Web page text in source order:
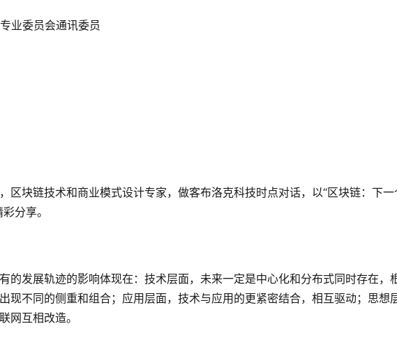
业委员会通讯委员
区块链技术和商业模式设计专家，做客布洛克科技时点对话，以“区块链：下一
分享。
的发展轨迹的影响体现在：技术层面，未来一定是中心化和分布式同时存在，
现不同的侧重和组合；应用层面，技术与应用的更紧密结合，相互驱动；思想
网互相改造。